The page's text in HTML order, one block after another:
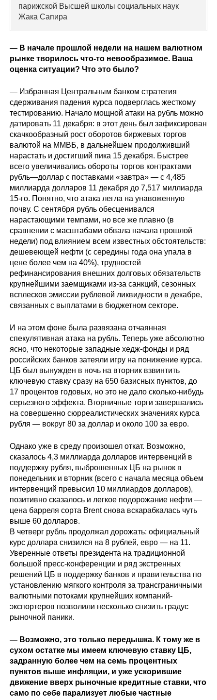
Редакционная этика
Общие требования
Стандарты оформления
Научные труды
О журнале
Выпуски
Редакционная этика
Информация для авторов
Общие требования
Стандарты оформления
Энергетический семинар
Российско-французский семинар
ЦДУ
Отрасли и регионы
Ученый совет
Материалы
О совете
Регулярные прогнозы
Квартальный прогноз
Краткосрочный прогноз
Оценка индекса промышленного
производства
Мониторинга
Центр «Климатическая политика и
экономика России»
Образование и карьера
парижской Высшей школы социальных наук
Жака Сапира
— В начале прошлой недели на нашем валютном
рынке творилось что-то невообразимое. Ваша
оценка ситуации? Что это было?
— Избранная Центральным банком стратегия
сдерживания падения курса подверглась жесткому
тестированию. Начало мощной атаки на рубль можно
датировать 11 декабря: в этот день был зафиксирован
скачкообразный рост оборотов биржевых торгов
валютой на ММВБ, в дальнейшем продолживший
нарастать и достигший пика 15 декабря. Быстрее
всего увеличивались обороты торгов контрактами
рубль—доллар с поставками «завтра» — с 4,485
миллиарда долларов 11 декабря до 7,517 миллиарда
15-го. Понятно, что атака легла на унавоженную
почву. С сентября рубль обесценивался
нарастающими темпами, но все же плавно (в
сравнении с масштабами обвала начала прошлой
недели) под влиянием всем известных обстоятельств:
дешевеющей нефти (с середины года она упала в
цене более чем на 40%), трудностей
рефинансирования внешних долговых обязательств
крупнейшими заемщиками из-за санкций, сезонных
всплесков эмиссии рублевой ликвидности в декабре,
связанных с выплатами в бюджетном секторе.
И на этом фоне была развязана отчаянная
спекулятивная атака на рубль. Теперь уже абсолютно
ясно, что некоторые западные хедж-фонды и ряд
российских банков затеяли игру на понижение курса.
ЦБ был вынужден в ночь на вторник взвинтить
ключевую ставку сразу на 650 базисных пунктов, до
17 процентов годовых, но это не дало сколько-нибудь
серьезного эффекта. Вторничные торги завершались
на совершенно сюрреалистических значениях курса
рубля — вокруг 80 за доллар и около 100 за евро.
Однако уже в среду произошел откат. Возможно,
сказалось 4,3 миллиарда долларов интервенций в
поддержку рубля, выброшенных ЦБ на рынок в
понедельник и вторник (всего с начала месяца объем
интервенций превысил 10 миллиардов долларов),
позитивно сказалось и легкое подорожание нефти —
цена барреля сорта Brent снова вскарабкалась чуть
выше 60 долларов.
В четверг рубль продолжал дорожать: официальный
курс доллара снизился на 8 рублей, евро — на 11.
Уверенные ответы президента на традиционной
большой пресс-конференции и ряд экстренных
решений ЦБ в поддержку банков и правительства по
установлению мягкого контроля за трансграничными
валютными потоками крупнейших компаний-
экспортеров позволили несколько снизить градус
рыночной паники.
— Возможно, это только передышка. К тому же в
сухом остатке мы имеем ключевую ставку ЦБ,
задранную более чем на семь процентных
пунктов выше инфляции, и уже ускорившие
движение вверх рыночные кредитные ставки, что
само по себе парализует любые частные